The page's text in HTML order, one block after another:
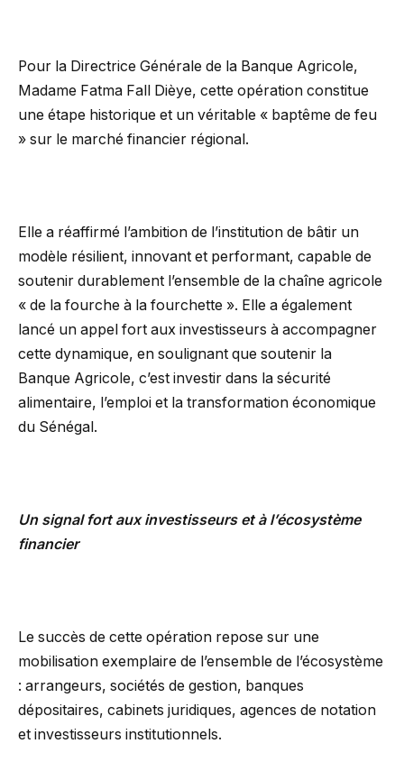
Pour la Directrice Générale de la Banque Agricole,
Madame Fatma Fall Dièye, cette opération constitue
une étape historique et un véritable « baptême de feu
» sur le marché financier régional.
Elle a réaffirmé l’ambition de l’institution de bâtir un
modèle résilient, innovant et performant, capable de
soutenir durablement l’ensemble de la chaîne agricole
« de la fourche à la fourchette ». Elle a également
lancé un appel fort aux investisseurs à accompagner
cette dynamique, en soulignant que soutenir la
Banque Agricole, c’est investir dans la sécurité
alimentaire, l’emploi et la transformation économique
du Sénégal.
Un signal fort aux investisseurs et à l’écosystème
financier
Le succès de cette opération repose sur une
mobilisation exemplaire de l’ensemble de l’écosystème
: arrangeurs, sociétés de gestion, banques
dépositaires, cabinets juridiques, agences de notation
et investisseurs institutionnels.